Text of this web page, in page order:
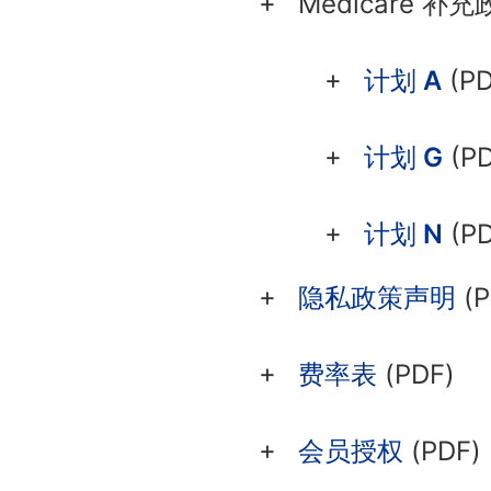
计划 A
计划 G
计划 N
隐私政策声明
费率表 (PDF)
会员授权 (PDF)